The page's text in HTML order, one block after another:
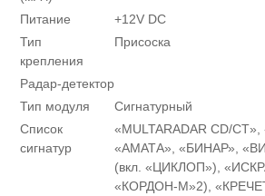
Питание
+12V DC
Тип
крепления
Присоска
Радар-детектор
Тип модуля
Сигнатурный
Список
сигнатур
«MULTARADAR CD/
«АМАТА», «БИНАР»,
(вкл. «ЦИКЛОП»),
«КОРДОН-М»2),